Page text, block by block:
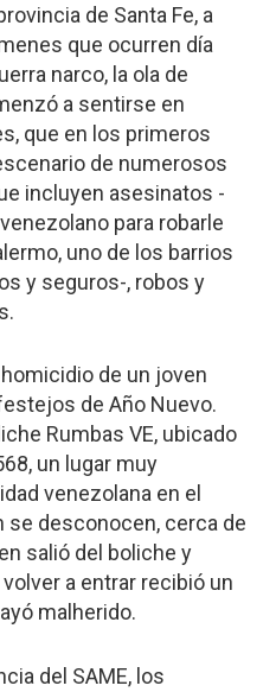
de Santa Fe, a
que ocurren día
narco, la ola de
a sentirse en
, que en los primeros
de numerosos
incluyen asesinatos -
para robarle
uno de los barrios
y seguros-, robos y
de un joven
de Año Nuevo.
Rumbas VE, ubicado
un lugar muy
venezolana en el
se desconocen, cerca de
salió del boliche y
a entrar recibió un
malherido.
del SAME, los